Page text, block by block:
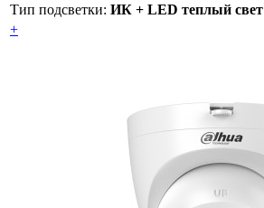
Тип подсветки: ИК + LED теплый свет
+